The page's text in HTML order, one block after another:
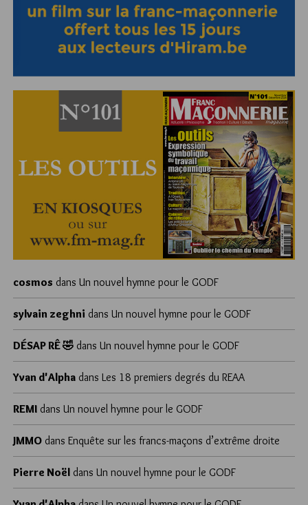
cosmos dans Un nouvel hymne pour le GODF
sylvain zeghni dans Un nouvel hymne pour le GODF
DÉSAP RÊ 🤣 dans Un nouvel hymne pour le GODF
Yvan d'Alpha dans Les 18 premiers degrés du REAA
REMI dans Un nouvel hymne pour le GODF
JMMO dans Enquête sur les francs-maçons d’extrême droite
Pierre Noël dans Un nouvel hymne pour le GODF